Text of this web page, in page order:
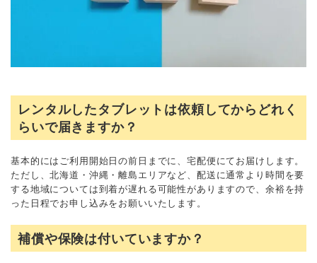
レンタルしたタブレットは依頼してからどれく
らいで届きますか？
基本的にはご利用開始日の前日までに、宅配便にてお届けします。
ただし、北海道・沖縄・離島エリアなど、配送に通常より時間を要
する地域については到着が遅れる可能性がありますので、余裕を持
った日程でお申し込みをお願いいたします。
補償や保険は付いていますか？